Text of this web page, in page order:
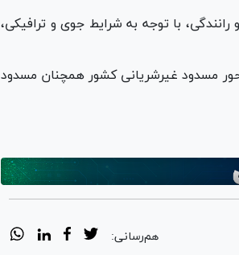
با توجه به شرایط جوی و ترافیکی،
مسدود غیرشریانی کشور همچنان مسدود
هم‌رسانی: